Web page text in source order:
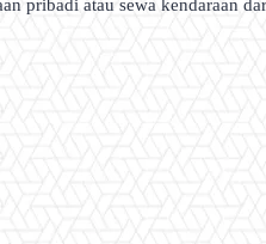
pribadi atau sewa kendaraan